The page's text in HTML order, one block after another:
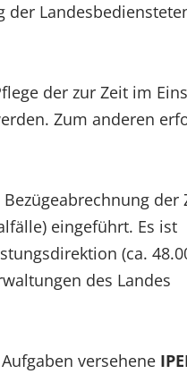
der zur Zeit im
Zum anderen
der
eingeführt. Es ist
(ca.
des Landes
versehene